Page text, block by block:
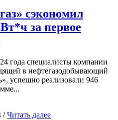
сэкономил
за первое
года специалисты компании
в нефтегазодобывающий
успешно реализовали 946
/Читать далее